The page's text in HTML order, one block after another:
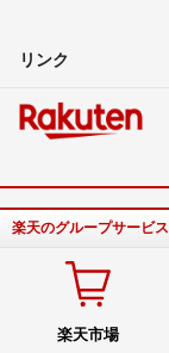
リンク
楽天のグループサービス
楽天市場